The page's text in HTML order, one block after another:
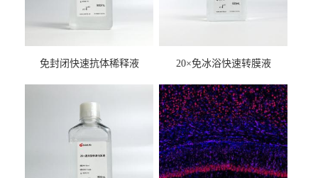
免封闭快速抗体稀释液 20×免冰浴快速转膜液